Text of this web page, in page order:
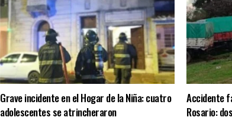
Grave incidente en el Hogar de la Niña: cuatro
adolescentes se atrincheraron
Accidente
Rosario: